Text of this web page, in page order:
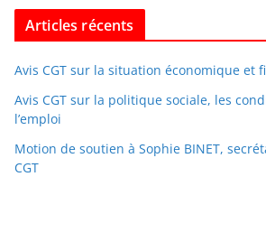
Articles récents
Avis CGT sur la situation économique et
Avis CGT sur la politique sociale, les
l’emploi
Motion de soutien à Sophie BINET,
CGT